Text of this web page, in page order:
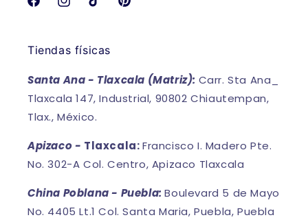
FacebookInstagramTikTokPinterest
Tiendas físicas
Santa Ana - Tlaxcala (Matriz): Carr. Sta Ana_
Tlaxcala 147, Industrial, 90802 Chiautempan,
Tlax., México.
Apizaco - Tlaxcala:Francisco I. Madero Pte.
No. 302-A Col. Centro, Apizaco Tlaxcala
China Poblana - Puebla:Boulevard 5 de Mayo
No. 4405 Lt.1 Col. Santa Maria, Puebla, Puebla